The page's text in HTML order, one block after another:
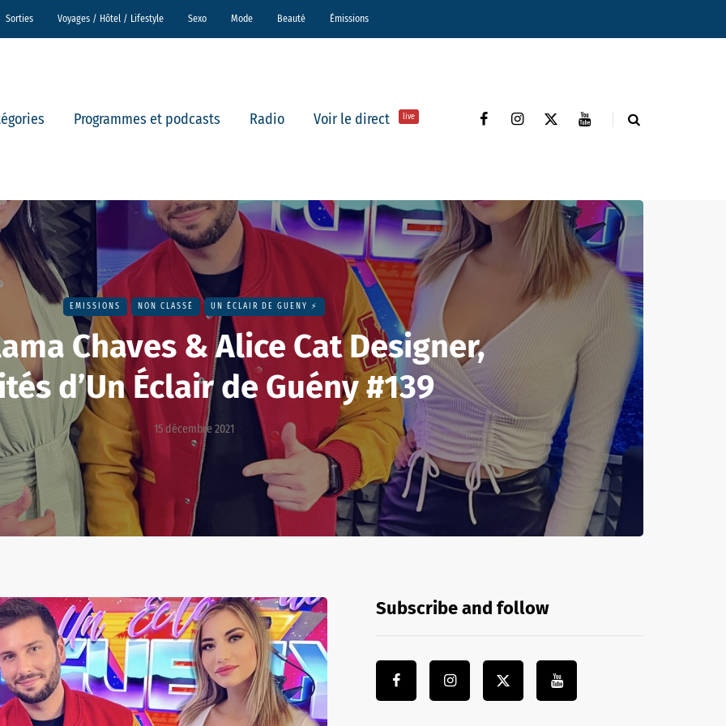
Sorties Voyages / Hôtel / Lifestyle Sexo Mode Beauté Émissions
Programmes et podcasts Radio Voir le direct live
EMISSIONS NON CLASSÉ UN ÉCLAIR DE GUENY ⚡️
Chaves & Alice Cat Designer,
d’Un Éclair de Guény #139
15 décembre 2021
Subscribe and follow